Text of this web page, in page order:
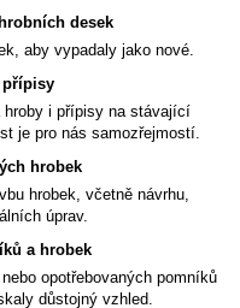
desek
aby vypadaly jako nové.
přípisy
hroby i přípisy na stávající
je pro nás samozřejmostí.
hrobek
hrobek, včetně návrhu,
úprav.
a hrobek
opotřebovaných pomníků
důstojný vzhled.